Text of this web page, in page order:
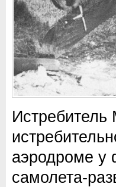
аэродроме у
самолета-